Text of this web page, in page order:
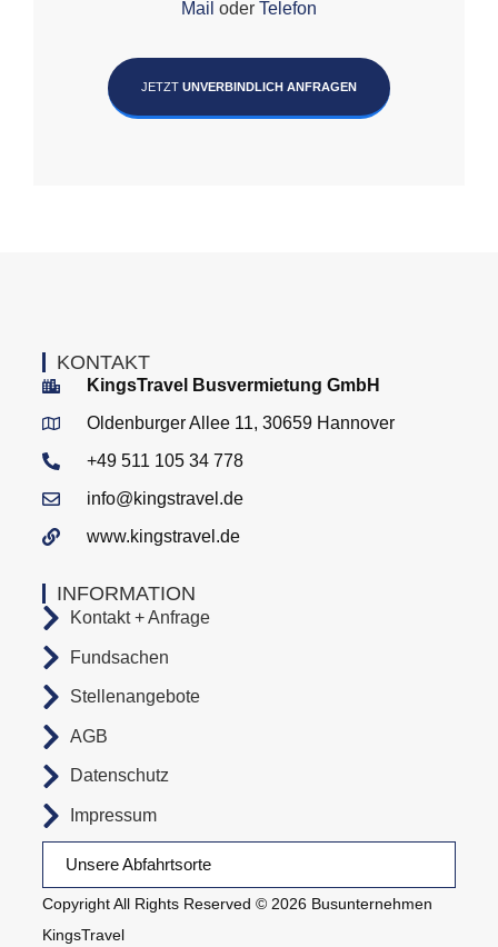
Mail oder Telefon
JETZT UNVERBINDLICH ANFRAGEN
Copyright All Rights Reserved © 2026 Busunternehmen
KingsTravel
Unsere Abfahrtsorte
INFORMATION
Kontakt + Anfrage
Fundsachen
Stellenangebote
AGB
Datenschutz
Impressum
KONTAKT
KingsTravel Busvermietung GmbH
Oldenburger Allee 11, 30659 Hannover
+49 511 105 34 778
info@kingstravel.de
www.kingstravel.de